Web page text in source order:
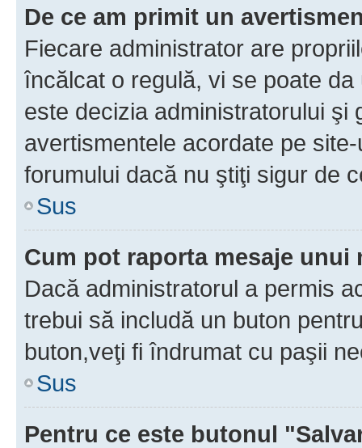
De ce am primit un
Fiecare administrator are
încălcat o regulă, vi se poate
este decizia administratorului şi
avertismentele acordate pe
forumului dacă nu ştiţi sigur de
Sus
Cum pot raporta mesaje unui
Dacă administratorul a permis
trebui să includă un buton
buton,veţi fi îndrumat cu paşii
Sus
Pentru ce este butonul